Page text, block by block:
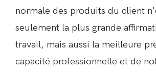
normale des produits du client
seulement la plus grande
travail, mais aussi la meilleure
capacité professionnelle et de